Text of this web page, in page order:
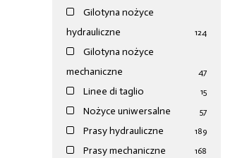
Gilotyna nożyce
hydrauliczne
124
Gilotyna nożyce
mechaniczne
47
Linee di taglio 15
Nożyce uniwersalne 57
Prasy hydrauliczne 189
Prasy mechaniczne 168